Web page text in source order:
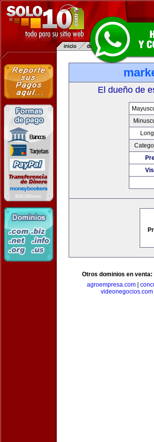
El dueño de
Otros dominios en venta:
agroempresa.com
videonegocios.com